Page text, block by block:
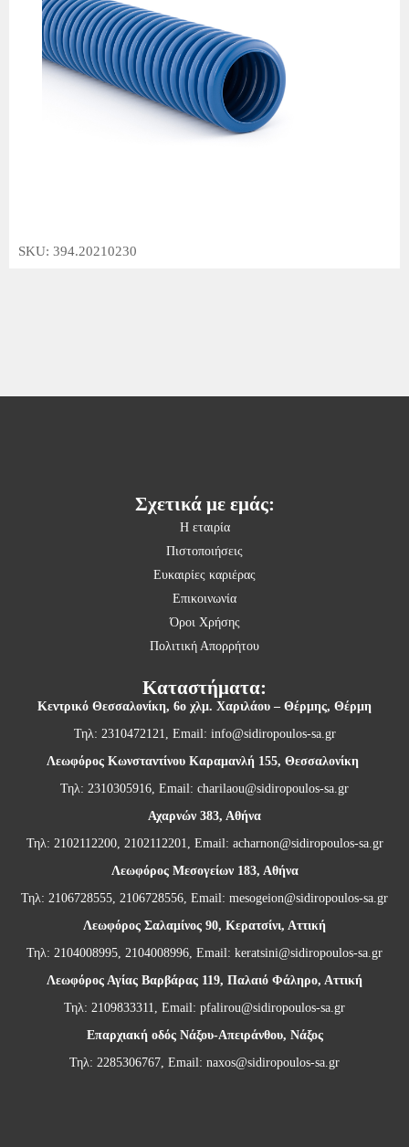
SKU: 394.20210230
Σχετικά με εμάς:
Η εταιρία
Πιστοποιήσεις
Ευκαιρίες καριέρας
Επικοινωνία
Όροι Χρήσης
Πολιτική Απορρήτου
Καταστήματα:
Κεντρικό Θεσσαλονίκη, 6ο χλμ. Χαριλάου – Θέρμης, Θέρμη
Τηλ: 2310472121, Email: info@sidiropoulos-sa.gr
Λεωφόρος Κωνσταντίνου Καραμανλή 155, Θεσσαλονίκη
Τηλ: 2310305916, Email: charilaou@sidiropoulos-sa.gr
Αχαρνών 383, Αθήνα
Τηλ: 2102112200, 2102112201, Email: acharnon@sidiropoulos-sa.gr
Λεωφόρος Μεσογείων 183, Αθήνα
Τηλ: 2106728555, 2106728556, Email: mesogeion@sidiropoulos-sa.gr
Λεωφόρος Σαλαμίνος 90, Κερατσίνι, Αττική
Τηλ: 2104008995, 2104008996, Email: keratsini@sidiropoulos-sa.gr
Λεωφόρος Αγίας Βαρβάρας 119, Παλαιό Φάληρο, Αττική
Τηλ: 2109833311, Email: pfalirou@sidiropoulos-sa.gr
Επαρχιακή οδός Νάξου-Απειράνθου, Νάξος
Τηλ: 2285306767, Email: naxos@sidiropoulos-sa.gr